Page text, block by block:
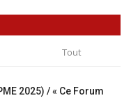
Tout
2025) / « Ce Forum